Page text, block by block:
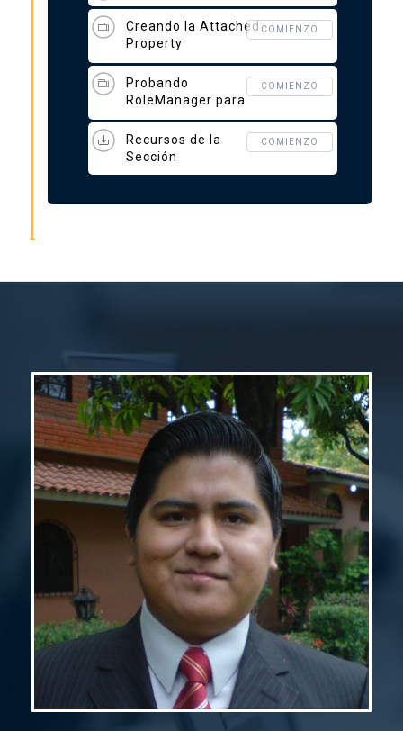
Creando la Attached
Property
RoleManager
COMIENZO
Probando
RoleManager para
ocultar secciones del
Dashboard
COMIENZO
Recursos de la
Sección
COMIENZO